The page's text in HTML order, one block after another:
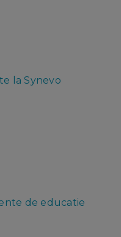
la Synevo
de educatie